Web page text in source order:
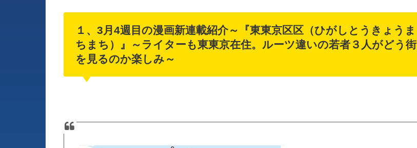
１、3月4週目の漫画新連載紹介～『東東京区区（ひがしとうきょうま
ちまち）』～ライターも東東京在住。ルーツ違いの若者３人がどう街
を見るのか楽しみ～